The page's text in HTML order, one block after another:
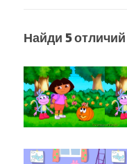
Найди 5 отличий